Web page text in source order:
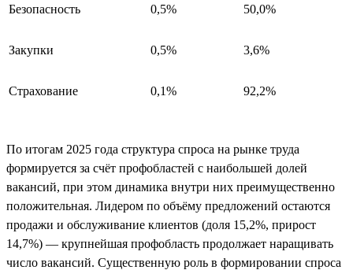
Безопасность 0,5% 50,0%
Закупки 0,5% 3,6%
Страхование 0,1% 92,2%
По итогам 2025 года структура спроса на рынке труда
формируется за счёт профобластей с наибольшей долей
вакансий, при этом динамика внутри них преимущественно
положительная. Лидером по объёму предложений остаются
продажи и обслуживание клиентов (доля 15,2%, прирост
14,7%) — крупнейшая профобласть продолжает наращивать
число вакансий. Существенную роль в формировании спроса